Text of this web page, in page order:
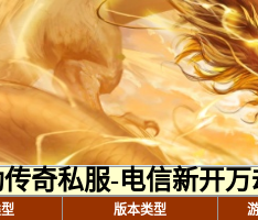
奇私服-电信新开
版本类型